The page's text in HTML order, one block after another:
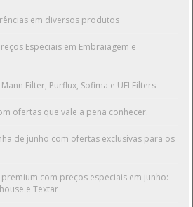
em diversos produtos
Especiais em Embraiagem e
Filter, Purflux, Sofima e UFI Filters
ofertas que vale a pena conhecer.
de junho com ofertas exclusivas para os
com preços especiais em junho:
e Textar